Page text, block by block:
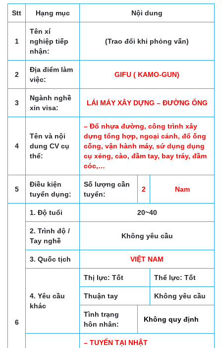
Stt Hạng mục Nội dung
1
Tên xí
nghiệp tiếp
nhận:
(Trao đổi khi phỏng vấn)
2
Địa điểm làm
việc:
GIFU ( KAMO-GUN)
3
Ngành nghề
xin visa:
LÁI MÁY XÂY DỰNG – ĐƯỜNG ỐNG
4
Tên và nội
dung CV cụ
thể:
– Đổ nhựa đường, công trình xây
dựng tổng hợp, ngoại cảnh, đổ ống
cống, vận hành máy, sứ dụng dụng
cụ xẻng, cào, đầm tay, bay tráy, đầm
cóc,…
5
Điều kiện
tuyển dụng:
Số lượng cần
tuyển:
2 Nam
6
1. Độ tuổi 20~40
2. Trình độ /
Tay nghề
Không yêu cầu
3. Quốc tịch VIỆT NAM
4. Yêu cầu
khác
Thị lực: Tốt Thể lực: Tốt
Thuận tay Không yêu cầu
Tình trạng
hôn nhân:
Không quy định
– TUYỂN TẠI NHẬT